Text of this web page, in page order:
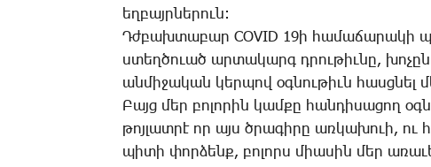
եղ­բայր­նե­րուն:
Դժ­բախ­տա­բար COVID 19ի հա­մա­ճա­րա­կի
ստեղ­ծո­ւած ար­տա­կարգ դրու­թիւ­նը,
ան­մի­ջա­կան կեր­պով օգ­նու­թիւն հասց­նել
­Բայց մեր բո­լո­րին կամ­քը հան­դի­սա­ցող
թոյ­լատ­րէ որ այս ծրա­գի­րը առ­կա­խո­ւի, ու
պի­տի փոր­ձենք, բո­լորս միա­սին մեր